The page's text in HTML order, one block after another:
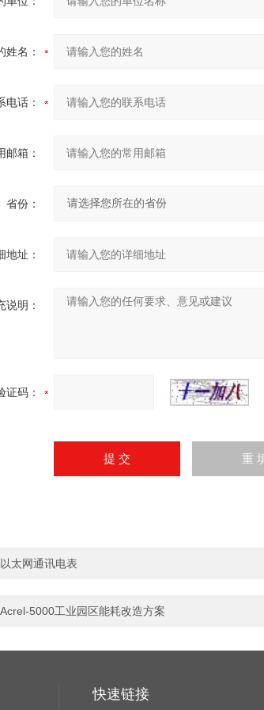
姓名：
电话：
邮箱：
省份：
地址：
说明：
证码：
以太网通讯电表
Acrel-5000工业园区能耗改造方案
快速链接